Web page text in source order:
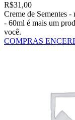
R$31,00
Creme de Sementes
- 60ml é mais um
você.
COMPRAS